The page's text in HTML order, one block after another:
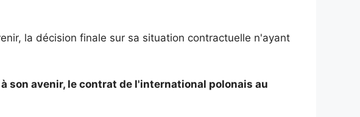
la décision finale sur sa situation contractuelle n'ayant
son avenir, le contrat de l'international polonais au